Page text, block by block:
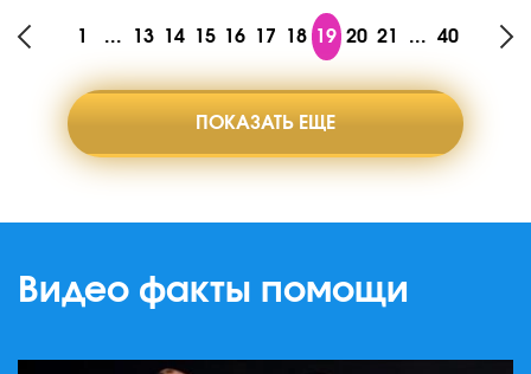
1 ... 13 14 15 16 17 18 19 20 21 ... 40
ПОКАЗАТЬ ЕЩЕ
Видео факты помощи